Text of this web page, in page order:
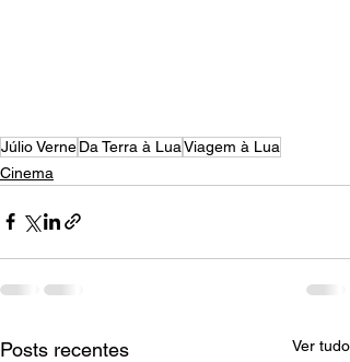
Júlio VerneDa Terra à LuaViagem à Lua
Cinema
Posts recentes Ver tudo